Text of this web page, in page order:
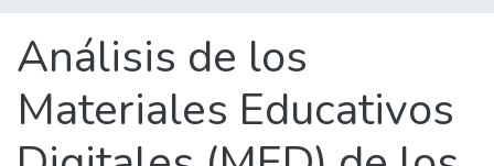
Análisis de los
Materiales Educativos